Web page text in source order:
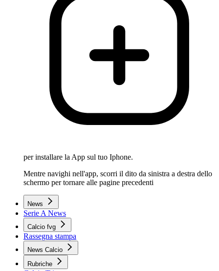
per installare la App sul tuo Iphone.
Mentre navighi nell'app, scorri il dito da sinistra a destra dello
schermo per tornare alle pagine precedenti
News
Serie A News
Calcio fvg
Rassegna stampa
News Calcio
Rubriche